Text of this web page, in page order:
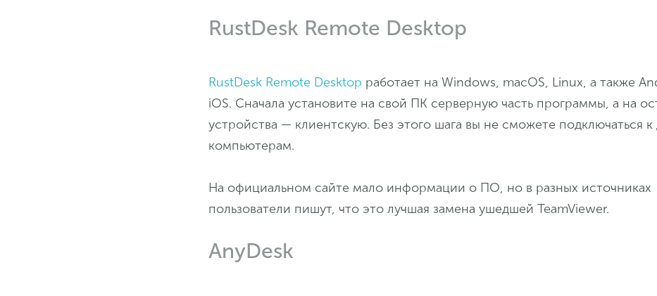
RustDesk Remote Desktop
RustDesk Remote Desktop работает на Windows, macOS, Linux, а также
iOS. Сначала установите на свой ПК серверную часть программы, а на
устройства — клиентскую. Без этого шага вы не сможете подключаться к
компьютерам.
На официальном сайте мало информации о ПО, но в разных источниках
пользователи пишут, что это лучшая замена ушедшей TeamViewer.
AnyDesk